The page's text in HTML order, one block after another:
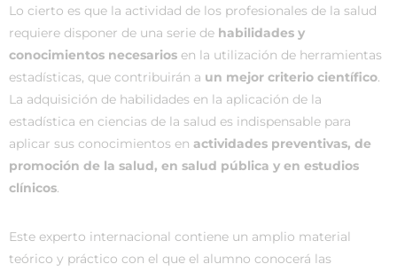
Lo cierto es que la actividad de los profesionales de la salud
requiere disponer de una serie de habilidades y
conocimientos necesarios en la utilización de herramientas
estadísticas, que contribuirán a un mejor criterio científico.
La adquisición de habilidades en la aplicación de la
estadística en ciencias de la salud es indispensable para
aplicar sus conocimientos en actividades preventivas, de
promoción de la salud, en salud pública y en estudios
clínicos.
Este experto internacional contiene un amplio material
teórico y práctico con el que el alumno conocerá las